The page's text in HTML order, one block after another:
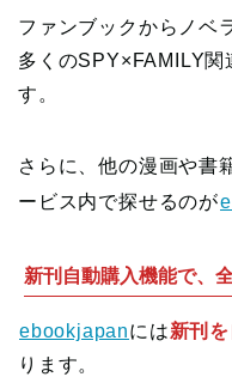
ファンブックからノベ
多くのSPY×FAMILY関
す。
さらに、他の漫画や書
ービス内で探せるのが
新刊自動購入機能で、
ebookjapanには新刊
ります。